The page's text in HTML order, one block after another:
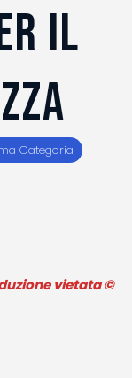
IL
Categoria
vietata ©